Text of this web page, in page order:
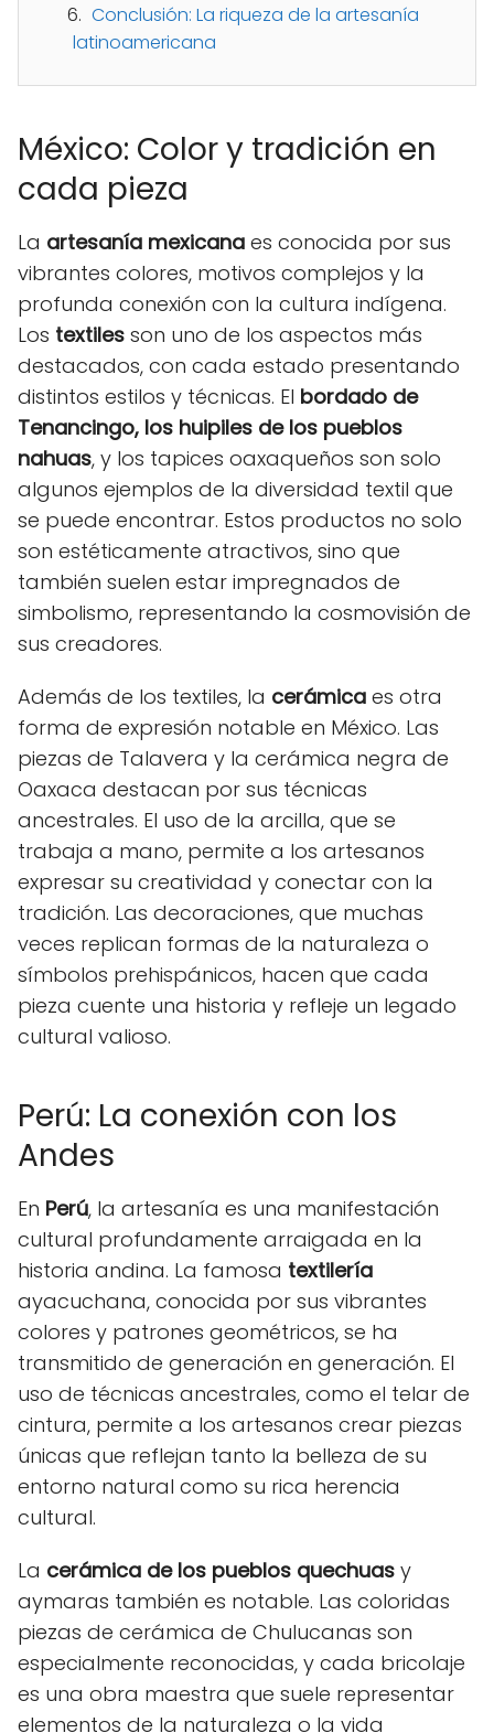
Conclusión: La riqueza de la artesanía
latinoamericana
México: Color y tradición en
cada pieza
La artesanía mexicana es conocida por sus
vibrantes colores, motivos complejos y la
profunda conexión con la cultura indígena.
Los textiles son uno de los aspectos más
destacados, con cada estado presentando
distintos estilos y técnicas. El bordado de
Tenancingo, los huipiles de los pueblos
nahuas, y los tapices oaxaqueños son solo
algunos ejemplos de la diversidad textil que
se puede encontrar. Estos productos no solo
son estéticamente atractivos, sino que
también suelen estar impregnados de
simbolismo, representando la cosmovisión de
sus creadores.
Además de los textiles, la cerámica es otra
forma de expresión notable en México. Las
piezas de Talavera y la cerámica negra de
Oaxaca destacan por sus técnicas
ancestrales. El uso de la arcilla, que se
trabaja a mano, permite a los artesanos
expresar su creatividad y conectar con la
tradición. Las decoraciones, que muchas
veces replican formas de la naturaleza o
símbolos prehispánicos, hacen que cada
pieza cuente una historia y refleje un legado
cultural valioso.
Perú: La conexión con los
Andes
En Perú, la artesanía es una manifestación
cultural profundamente arraigada en la
historia andina. La famosa textilería
ayacuchana, conocida por sus vibrantes
colores y patrones geométricos, se ha
transmitido de generación en generación. El
uso de técnicas ancestrales, como el telar de
cintura, permite a los artesanos crear piezas
únicas que reflejan tanto la belleza de su
entorno natural como su rica herencia
cultural.
La cerámica de los pueblos quechuas y
aymaras también es notable. Las coloridas
piezas de cerámica de Chulucanas son
especialmente reconocidas, y cada bricolaje
es una obra maestra que suele representar
elementos de la naturaleza o la vida